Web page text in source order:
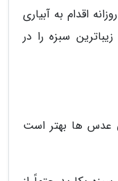
اقدام به آبیاری
سبزه را در
عدس ها بهتر است